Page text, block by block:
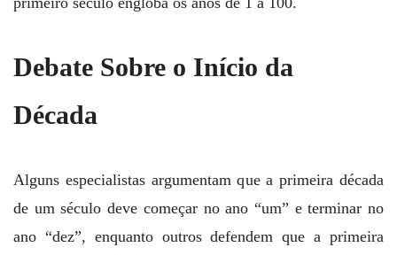
Debate Sobre o Início da
Década
Alguns especialistas argumentam que a primeira década
de um século deve começar no ano “um” e terminar no
ano “dez”, enquanto outros defendem que a primeira